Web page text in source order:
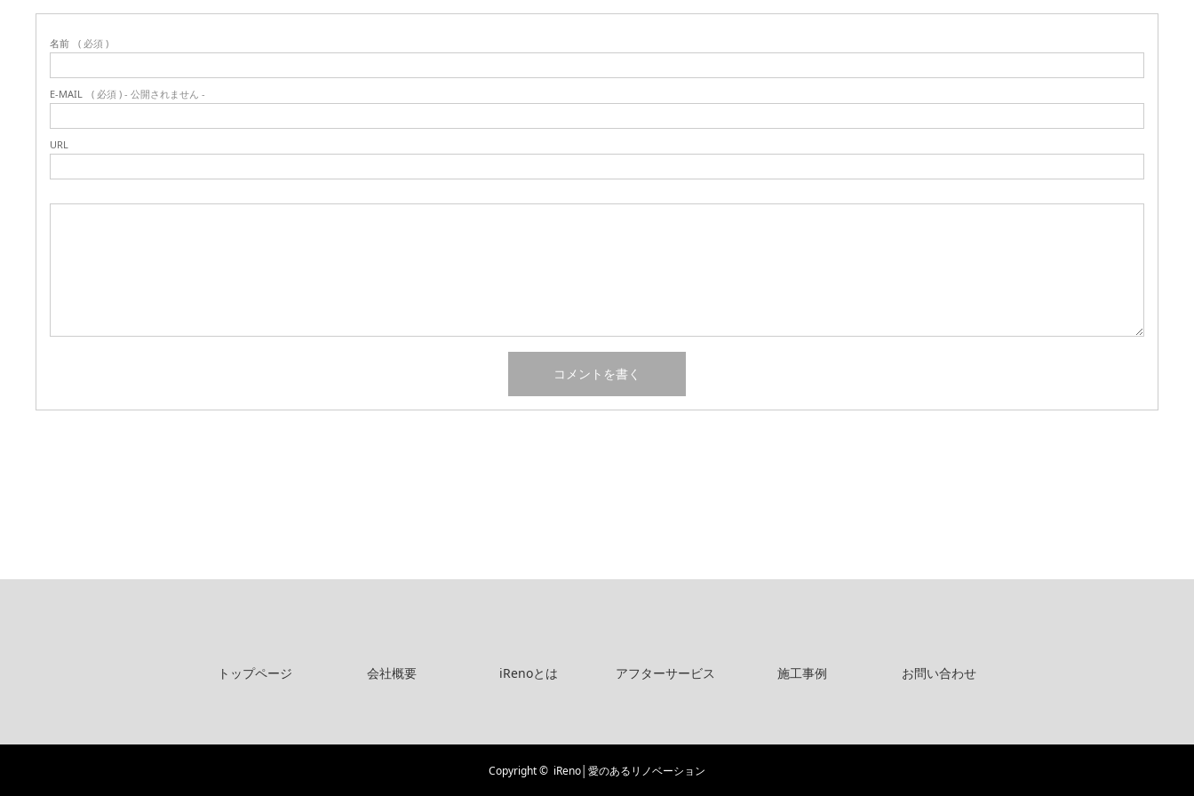
名前 ( 必須 )
E-MAIL ( 必須 ) - 公開されません -
URL
トップページ 会社概要 iRenoとは アフターサービス 施工事例 お問い合わせ
Copyright © iReno│愛のあるリノベーション